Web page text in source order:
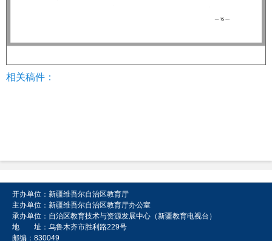
相关稿件：
开办单位：新疆维吾尔自治区教育厅
主办单位：新疆维吾尔自治区教育厅办公室
承办单位：自治区教育技术与资源发展中心（新疆教育电视台）
地 址：乌鲁木齐市胜利路229号
邮编：830049